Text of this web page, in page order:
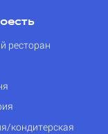
ресторан
кондитерская